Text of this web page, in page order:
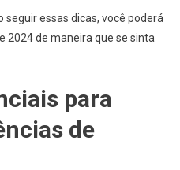
essas dicas, você poderá
2024 de maneira que se sinta
para
de